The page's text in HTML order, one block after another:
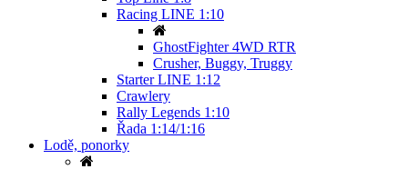
Racing LINE 1:10
GhostFighter 4WD RTR
Crusher, Buggy, Truggy
Starter LINE 1:12
Crawlery
Rally Legends 1:10
Řada 1:14/1:16
Lodě, ponorky